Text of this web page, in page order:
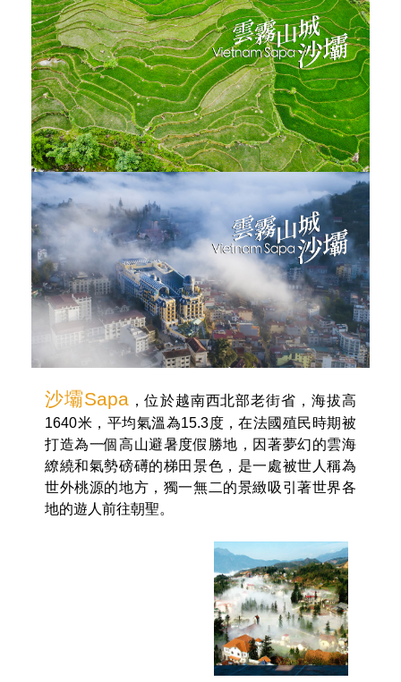
沙壩Sapa，位於越南西北部老街省，海拔高
1640米，平均氣溫為15.3度，在法國殖民時期被
打造為一個高山避暑度假勝地，因著夢幻的雲海
繚繞和氣勢磅礡的梯田景色，是一處被世人稱為
世外桃源的地方，獨一無二的景緻吸引著世界各
地的遊人前往朝聖。